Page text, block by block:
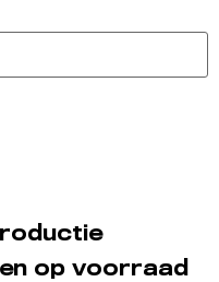
op voorraad